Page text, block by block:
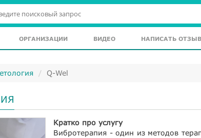
ОРГАНИЗАЦИИ ВИДЕО НАПИСАТЬ ОТЗЫВ
Q-Wel
Кратко про услугу
Вибротерапия - один из методов